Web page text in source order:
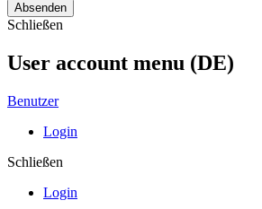
Absenden
Schließen
User account menu (DE)
Benutzer
Login
Schließen
Login